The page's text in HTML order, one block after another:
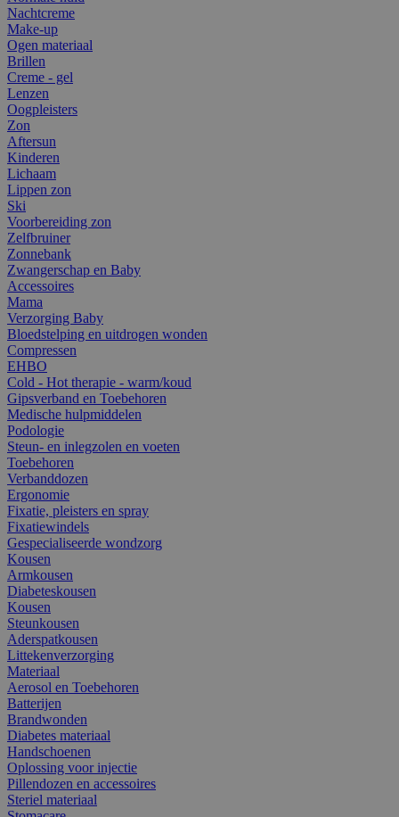
Nachtcreme
Make-up
Ogen materiaal
Brillen
Creme - gel
Lenzen
Oogpleisters
Zon
Aftersun
Kinderen
Lichaam
Lippen zon
Ski
Voorbereiding zon
Zelfbruiner
Zonnebank
Zwangerschap en Baby
Accessoires
Mama
Verzorging Baby
Bloedstelping en uitdrogen wonden
Compressen
EHBO
Cold - Hot therapie - warm/koud
Gipsverband en Toebehoren
Medische hulpmiddelen
Podologie
Steun- en inlegzolen en voeten
Toebehoren
Verbanddozen
Ergonomie
Fixatie, pleisters en spray
Fixatiewindels
Gespecialiseerde wondzorg
Kousen
Armkousen
Diabeteskousen
Kousen
Steunkousen
Aderspatkousen
Littekenverzorging
Materiaal
Aerosol en Toebehoren
Batterijen
Brandwonden
Diabetes materiaal
Handschoenen
Oplossing voor injectie
Pillendozen en accessoires
Steriel materiaal